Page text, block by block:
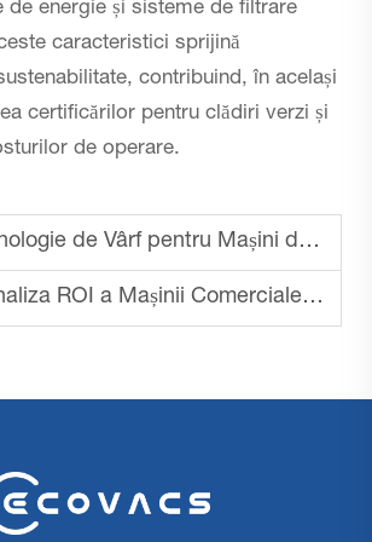
de energie și sisteme de filtrare
caracteristici sprijină
contribuind, în același
certificărilor pentru clădiri verzi și
de operare.
de Vârf pentru Mașini de Curățat Podele Comerciale
ROI a Mașinii Comerciale de Curățare a Pardoselilor